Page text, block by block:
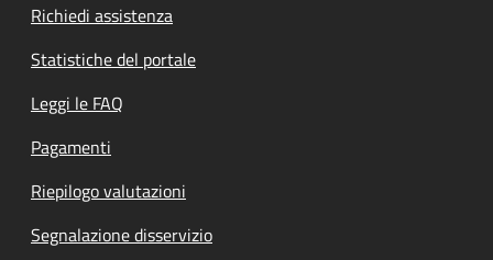
Richiedi assistenza
Statistiche del portale
Leggi le FAQ
Pagamenti
Riepilogo valutazioni
Segnalazione disservizio